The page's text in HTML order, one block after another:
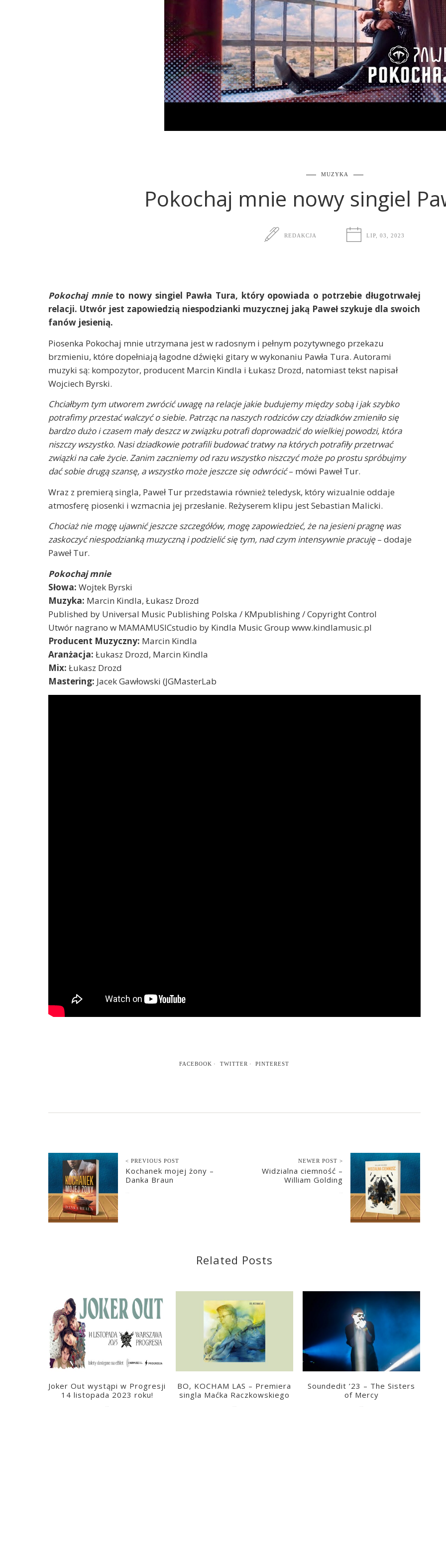
MUZYKA
Pokochaj mnie nowy singiel
REDAKCJA LIP, 03, 2023
Pokochaj mnieto nowy singiel Pawła Tura, który opowiada o potrzebie długotrwałej
relacji. Utwór jest zapowiedzią niespodzianki muzycznej jaką Paweł szykuje dla swoich
fanów jesienią.
Piosenka Pokochaj mnie utrzymana jest w radosnym i pełnym pozytywnego przekazu
brzmieniu, które dopełniają łagodne dźwięki gitary w wykonaniu Pawła Tura. Autorami
muzyki są: kompozytor, producent Marcin Kindla i Łukasz Drozd, natomiast tekst napisał
Wojciech Byrski.
Chciałbym tym utworem zwrócić uwagę na relacje jakie budujemy między sobą i jak szybko
potrafimy przestać walczyć o siebie. Patrząc na naszych rodziców czy dziadków zmieniło się
bardzo dużo i czasem mały deszcz w związku potrafi doprowadzić do wielkiej powodzi, która
niszczy wszystko. Nasi dziadkowie potrafili budować tratwy na których potrafiły przetrwać
związki na całe życie. Zanim zaczniemy od razu wszystko niszczyć może po prostu spróbujmy
dać sobie drugą szansę, a wszystko może jeszcze się odwrócić– mówi Paweł Tur.
Wraz z premierą singla, Paweł Tur przedstawia również teledysk, który wizualnie oddaje
atmosferę piosenki i wzmacnia jej przesłanie. Reżyserem klipu jest Sebastian Malicki.
Chociaż nie mogę ujawnić jeszcze szczegółów, mogę zapowiedzieć, że na jesieni pragnę was
zaskoczyć niespodzianką muzyczną i podzielić się tym, nad czym intensywnie pracuję – dodaje
Paweł Tur.
Pokochaj mnie
Słowa: Wojtek Byrski
Muzyka: Marcin Kindla, Łukasz Drozd
Published by Universal Music Publishing Polska / KMpublishing / Copyright Control
Utwór nagrano w MAMAMUSICstudio by Kindla Music Group www.kindlamusic.pl
Producent Muzyczny: Marcin Kindla
Aranżacja: Łukasz Drozd, Marcin Kindla
Mix: Łukasz Drozd
Mastering: Jacek Gawłowski (JGMasterLab
FACEBOOK TWITTER PINTEREST
< PREVIOUS POST
Kochanek mojej żony –
Danka Braun
NEWER POST >
Widzialna ciemność –
William Golding
Related Posts
Joker Out wystąpi w Progresji
14 listopada 2023 roku!
BO, KOCHAM LAS – Premiera
singla Maćka Raczkowskiego
Soundedit ’23 – The Sisters
of Mercy